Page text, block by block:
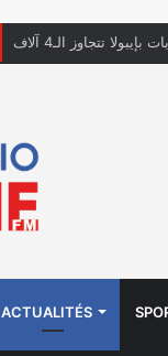
تتجاوز الـ4 آلاف
ACTUALITÉS